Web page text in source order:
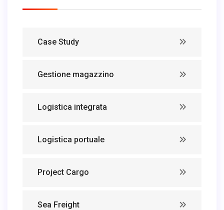
Case Study
Gestione magazzino
Logistica integrata
Logistica portuale
Project Cargo
Sea Freight